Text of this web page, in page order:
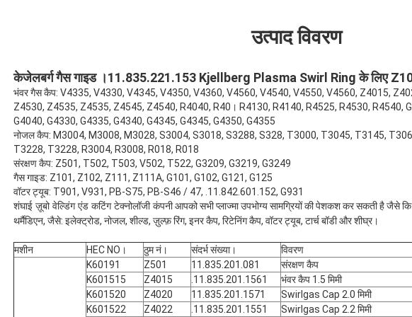
उत्पाद विवरण
केजेलबर्ग गैस गाइड ।11.835.221.153 Kjellberg Plasma Swirl Ring के लिए
भंवर गैस कैप: V4335, V4330, V4345, V4350, V4360, V4560, V4540, V4550, V4560, Z4015,
Z4530, Z4535, Z4535, Z4545, Z4540, R4040, R40। R4130, R4140, R4525, R4530, R4540,
G4040, G4330, G4335, G4340, G4345, G4345, G4350, G4355
नोजल कैप: M3004, M3008, M3028, S3004, S3018, S3288, S328, T3000, T3045, T3145,
T3228, T3228, R3004, R3008, R018, R018
संरक्षण कैप: Z501, T502, T503, V502, T522, G3209, G3219, G3249
गैस गाइड: Z101, Z102, Z111, Z111A, G101, G102, G121, G125
वॉटर ट्यूब: T901, V931, PB-S75, PB-S46 / 47, .11.842.601.152, G931
शंघाई ज़ूबो वेल्डिंग एंड कटिंग टेक्नोलॉजी कंपनीआपको सभी प्लाज्मा उपभोग्य सामग्रियों की पेशकश कर सकती है जैसे
थर्मैडिएन, जैसे: इलेक्ट्रोड, नोजल, शील्ड, ज़ुल्फ़ रिंग, इनर कैप, रिटेनिंग कैप, वॉटर ट्यूब, टार्च बॉडी और शीघ्र।
मशीन HEC NO। ठुम नं। संदर्भ संख्या। विवरण
K60191 Z501 11.835.201.081
संरक्षण कैप
K601515
Z4015 .11.835.201.1561
भंवर कैप 1.5 मिमी
K601520
Z4020 11.835.201.1571
Swirlgas Cap 2.0 मिमी
K601522
Z4022 .11.835.201.1551
Swirlgas Cap 2.2 मिमी